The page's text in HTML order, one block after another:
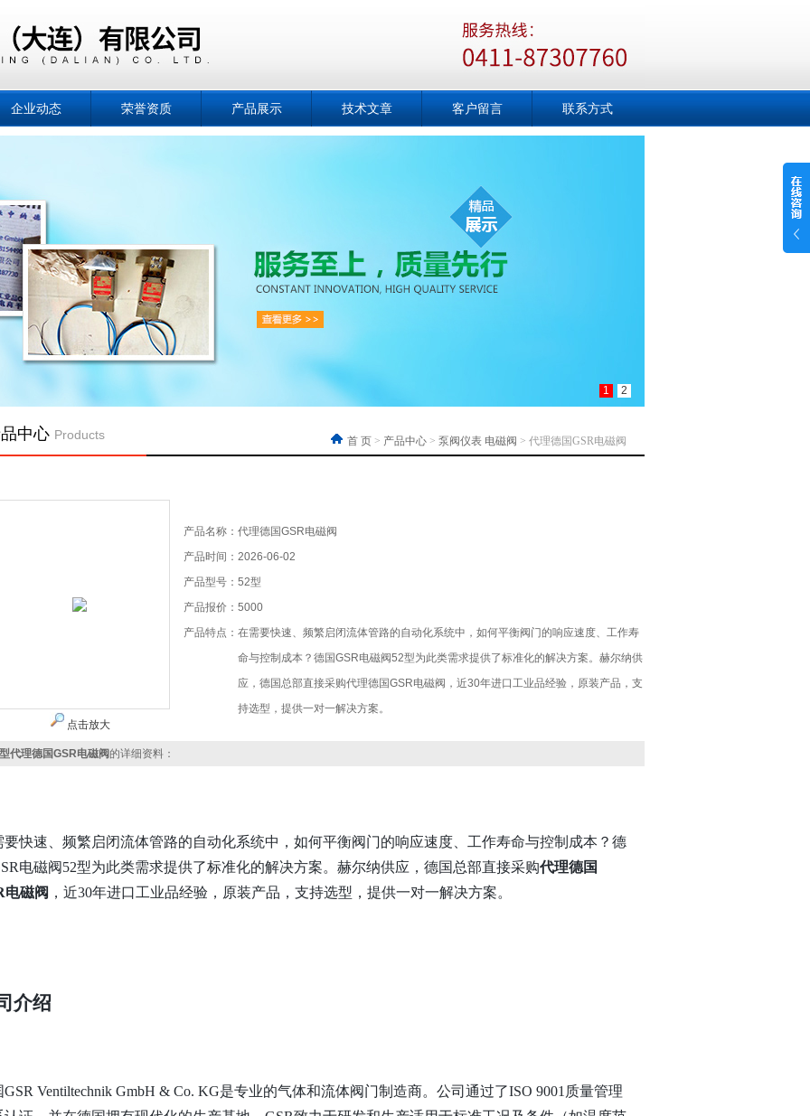
企业动态 荣誉资质 产品展示 技术文章 客户留言 联系方式
1 2
中心 Products 首 页 > 产品中心 > 泵阀仪表 电磁阀 > 代理德国GSR电磁阀
点击放大
产品名称： 代理德国GSR电磁阀
产品时间： 2026-06-02
产品型号： 52型
产品报价： 5000
产品特点： 在需要快速、频繁启闭流体管路的自动化系统中，如何平衡阀门的响应速度、工作寿
命与控制成本？德国GSR电磁阀52型为此类需求提供了标准化的解决方案。赫尔纳供
应，德国总部直接采购代理德国GSR电磁阀，近30年进口工业品经验，原装产品，支
持选型，提供一对一解决方案。
代理德国GSR电磁阀的详细资料：
要快速、频繁启闭流体管路的自动化系统中，如何平衡阀门的响应速度、工作寿命与控制成本？德
电磁阀52型为此类需求提供了标准化的解决方案。赫尔纳供应，德国总部直接采购代理德国
电磁阀 ，近30年进口工业品经验，原装产品，支持选型，提供一对一解决方案。
介绍
GSR Ventiltechnik GmbH & Co. KG是专业的气体和流体阀门制造商。公司通过了ISO 9001质量管理